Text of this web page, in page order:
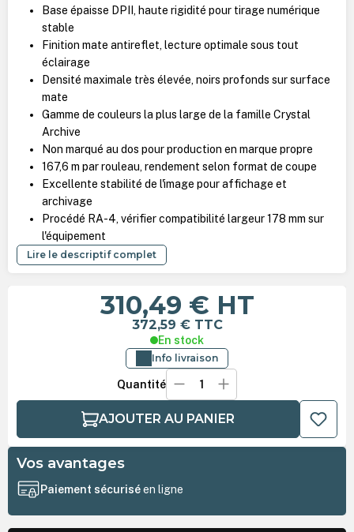
Base épaisse DPII, haute rigidité pour tirage numérique
stable
Finition mate antireflet, lecture optimale sous tout
éclairage
Densité maximale très élevée, noirs profonds sur surface
mate
Gamme de couleurs la plus large de la famille Crystal
Archive
Non marqué au dos pour production en marque propre
167,6 m par rouleau, rendement selon format de coupe
Excellente stabilité de l'image pour affichage et
archivage
Procédé RA-4, vérifier compatibilité largeur 178 mm sur
l'équipement
Lire le descriptif complet
310,49 € HT
372,59 € TTC
En stock
Info livraison
Quantité
AJOUTER AU PANIER
Vos avantages
Paiement sécuriséen ligne